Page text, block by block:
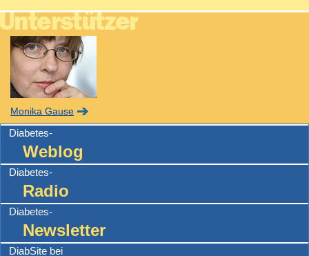
Monika Gause
Diabetes-
Weblog
Diabetes-
Radio
Diabetes-
Newsletter
DiabSite bei